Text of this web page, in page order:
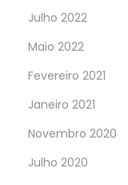
Julho 2022
Maio 2022
Fevereiro 2021
Janeiro 2021
Novembro 2020
Julho 2020